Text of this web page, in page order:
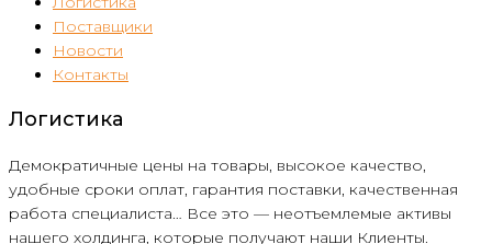
Поставщики
Новости
Контакты
Логистика
Демократичные цены на товары, высокое качество,
удобные сроки оплат, гарантия поставки, качественная
работа специалиста… Все это — неотъемлемые активы
нашего холдинга, которые получают наши Клиенты.